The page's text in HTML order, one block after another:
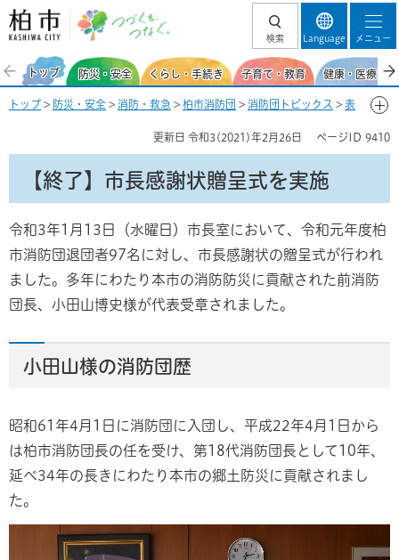
柏市 つづくを、
検索 Language メニュー
トップ 防災・安全 くらし・手続き 子育て・教育 健康・医療・
トップ > 防災・安全 > 消防・救急 > 柏市消防団 > 消防団トピックス > 表
更新日 令和3(2021)年2月26日 ページID 9410
【終了】市長感謝状贈呈式を実施
令和3年1月13日（水曜日）市長室において、令和元年度柏
市消防団退団者97名に対し、市長感謝状の贈呈式が行われ
ました。多年にわたり本市の消防防災に貢献された前消防
団長、小田山博史様が代表受章されました。
小田山様の消防団歴
昭和61年4月1日に消防団に入団し、平成22年4月1日から
は柏市消防団長の任を受け、第18代消防団長として10年、
延べ34年の長きにわたり本市の郷土防災に貢献されまし
た。